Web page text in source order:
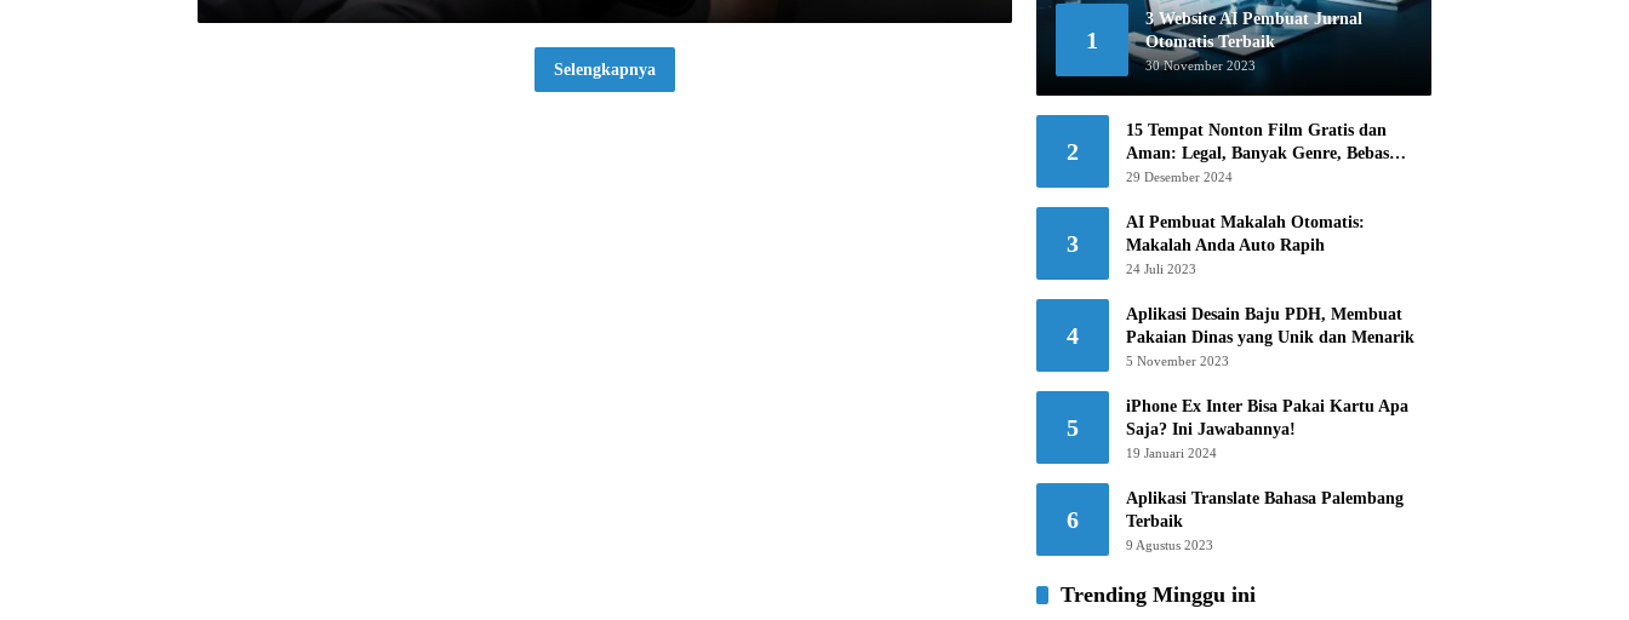
Selengkapnya
1
3 Website AI Pembuat Jurnal
Otomatis Terbaik
30 November 2023
2
15 Tempat Nonton Film Gratis dan
Aman: Legal, Banyak Genre, Bebas
Khawatir!
29 Desember 2024
3
AI Pembuat Makalah Otomatis:
Makalah Anda Auto Rapih
24 Juli 2023
4
Aplikasi Desain Baju PDH, Membuat
Pakaian Dinas yang Unik dan Menarik
5 November 2023
5
iPhone Ex Inter Bisa Pakai Kartu Apa
Saja? Ini Jawabannya!
19 Januari 2024
6
Aplikasi Translate Bahasa Palembang
Terbaik
9 Agustus 2023
Trending Minggu ini